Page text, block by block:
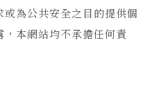
為公共安全之目的提供個
本網站均不承擔任何責